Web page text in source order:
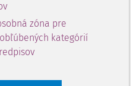
zóna pre
kategórií